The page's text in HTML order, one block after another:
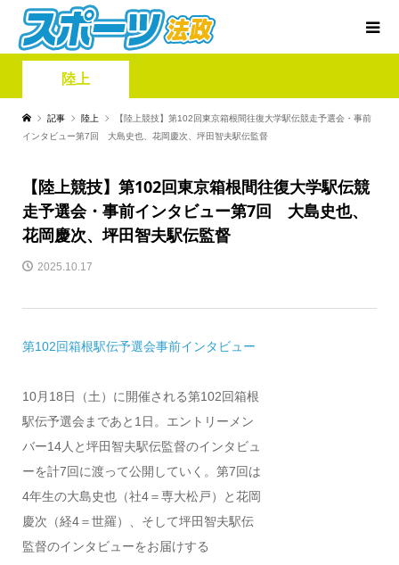
陸上
記事 陸上
【陸上競技】第102回東京箱根間往復大学駅伝競走予選会・事前
インタビュー第7回 大島史也、花岡慶次、坪田智夫駅伝監督
【陸上競技】第102回東京箱根間往復大学駅伝競
走予選会・事前インタビュー第7回 大島史也、
花岡慶次、坪田智夫駅伝監督
2025.10.17
第102回箱根駅伝予選会事前インタビュー
10月18日（土）に開催される第102回箱根
駅伝予選会まであと1日。エントリーメン
バー14人と坪田智夫駅伝監督のインタビュ
ーを計7回に渡って公開していく。第7回は
4年生の大島史也（社4＝専大松戸）と花岡
慶次（経4＝世羅）、そして坪田智夫駅伝
監督のインタビューをお届けする